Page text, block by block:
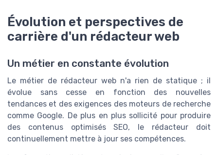
Évolution et perspectives de
carrière d'un rédacteur web
Un métier en constante évolution
Le métier de rédacteur web n'a rien de statique ; il
évolue sans cesse en fonction des nouvelles
tendances et des exigences des moteurs de recherche
comme Google. De plus en plus sollicité pour produire
des contenus optimisés SEO, le rédacteur doit
continuellement mettre à jour ses compétences.